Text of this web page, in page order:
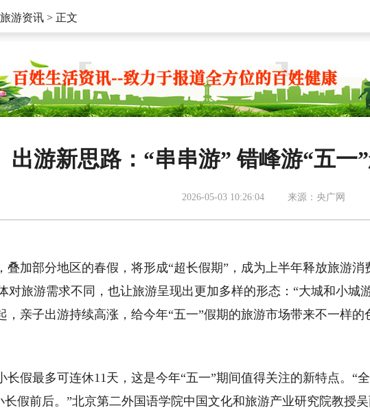
旅游资讯 > 正文
出游新思路：“串串游” 错峰游“五一
2026-05-03 10:26:04 来源：央广网
叠加部分地区的春假，将形成“超长假期”，成为上半年释放旅游消
对旅游需求不同，也让旅游呈现出更加多样的形态：“大城和小城
，亲子出游持续高涨，给今年“五一”假期的旅游市场带来不一样的
长假最多可连休11天，这是今年“五一”期间值得关注的新特点。“
长假前后。”北京第二外国语学院中国文化和旅游产业研究院教授吴